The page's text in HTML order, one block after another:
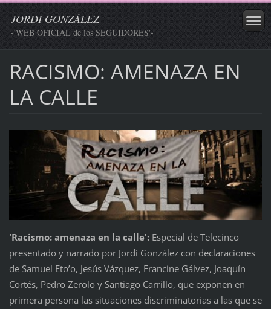
JORDI GONZÁLEZ
-'WEB OFICIAL de los SEGUIDORES'-
RACISMO: AMENAZA EN
LA CALLE
'Racismo: amenaza en la calle':Especial de Telecinco
presentado y narrado por Jordi González con declaraciones
de Samuel Eto’o, Jesús Vázquez, Francine Gálvez, Joaquín
Cortés, Pedro Zerolo y Santiago Carrillo, que exponen en
primera persona las situaciones discriminatorias a las que se